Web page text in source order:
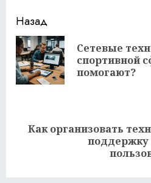
Продолжить
чтение
Назад
Сетевые
спортивной
помогают?
Следующая
Как организовать
поддержку